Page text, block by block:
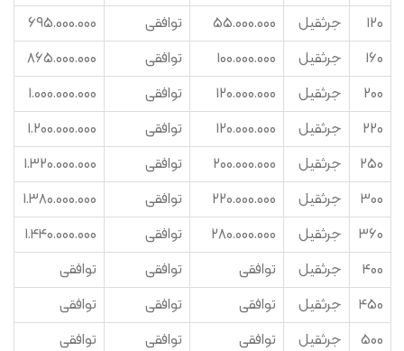
120
جرثقیل 55.000.000 توافقی
695.000.000
160
جرثقیل 100.000.000 توافقی
865.000.000
200
جرثقیل 120.000.000 توافقی
1.000.000.000
220
جرثقیل 120.000.000 توافقی
1.200.000.000
250
جرثقیل 200.000.000 توافقی
1.320.000.000
300
جرثقیل 220.000.000 توافقی
1.380.000.000
360
جرثقیل 280.000.000 توافقی
1.440.000.000
400
جرثقیل توافقی توافقی
توافقی
450
جرثقیل توافقی توافقی
توافقی
500
جرثقیل توافقی توافقی توافقی